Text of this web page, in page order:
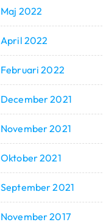
Maj 2022
April 2022
Februari 2022
December 2021
November 2021
Oktober 2021
September 2021
November 2017